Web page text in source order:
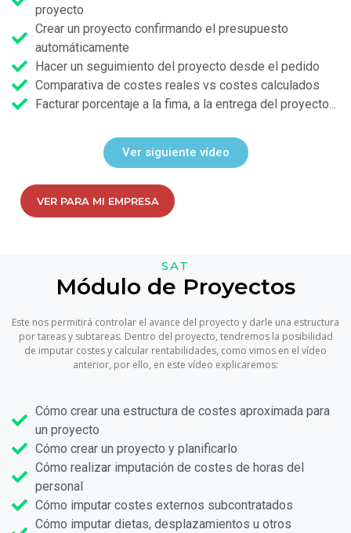
proyecto
Crear un proyecto confirmando el presupuesto
automáticamente
Hacer un seguimiento del proyecto desde el pedido
Comparativa de costes reales vs costes calculados
Facturar porcentaje a la fima, a la entrega del proyecto...
Ver siguiente vídeo
VER PARA MI EMPRESA
SAT
Módulo de Proyectos
Este nos permitirá controlar el avance del proyecto y darle una estructura
por tareas y subtareas. Dentro del proyecto, tendremos la posibilidad
de imputar costes y calcular rentabilidades, como vimos en el vídeo
anterior, por ello, en este vídeo explicaremos:
Cómo crear una estructura de costes aproximada para
un proyecto
Cómo crear un proyecto y planificarlo
Cómo realizar imputación de costes de horas del
personal
Cómo imputar costes externos subcontratados
Cómo imputar dietas, desplazamientos u otros